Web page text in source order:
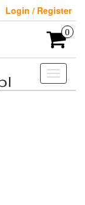
Login / Register
0
Toggle